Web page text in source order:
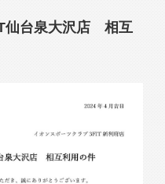
会員の方
仙台泉大沢店 相互